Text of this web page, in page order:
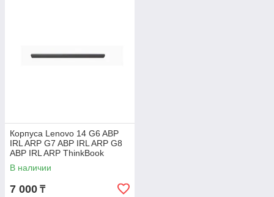
Корпуса Lenovo 14 G6 ABP
IRL ARP G7 ABP IRL ARP G8
ABP IRL ARP ThinkBook
крышка шарнира
В наличии
7 000 ₸